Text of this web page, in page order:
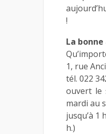
!
La bonne
1, rue
tél. 022
ouvert le
mardi au
jusqu’à 1
h.)